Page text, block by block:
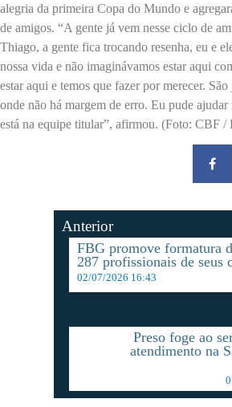
alegria da primeira Copa do Mundo e
de amigos. “A gente já vem nesse ciclo de
Thiago, a gente fica trocando resenha, eu e
nossa vida e não imaginávamos estar aqui
estar aqui e temos que fazer por merecer.
onde não há margem de erro. Eu pude
está na equipe titular”, afirmou. (Foto: CBF /
Anterior
FBG promove formatura
287 profissionais de seus
02/07/2026 16:43
Preso foge ao
atendimento na